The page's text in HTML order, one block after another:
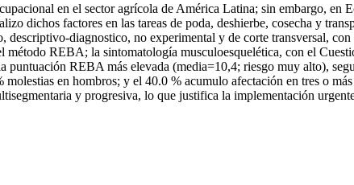
en el sector agrícola de América Latina; sin embargo, en
dichos factores en las tareas de poda, deshierbe, cosecha y
diagnostico, no experimental y de corte transversal, con
REBA; la sintomatología musculoesquelética, con el
REBA más elevada (media=10,4; riesgo muy alto),
en hombros; y el 40.0 % acumulo afectación en tres o
y progresiva, lo que justifica la implementación